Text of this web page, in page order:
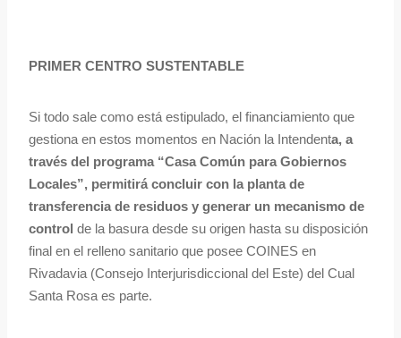
PRIMER CENTRO SUSTENTABLE
Si todo sale como está estipulado, el financiamiento que
gestiona en estos momentos en Nación la Intendenta, a
través del programa “Casa Común para Gobiernos
Locales”, permitirá concluir con la planta de
transferencia de residuos y generar un mecanismo de
control de la basura desde su origen hasta su disposición
final en el relleno sanitario que posee COINES en
Rivadavia (Consejo Interjurisdiccional del Este) del Cual
Santa Rosa es parte.